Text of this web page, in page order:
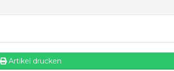
Artikel drucken